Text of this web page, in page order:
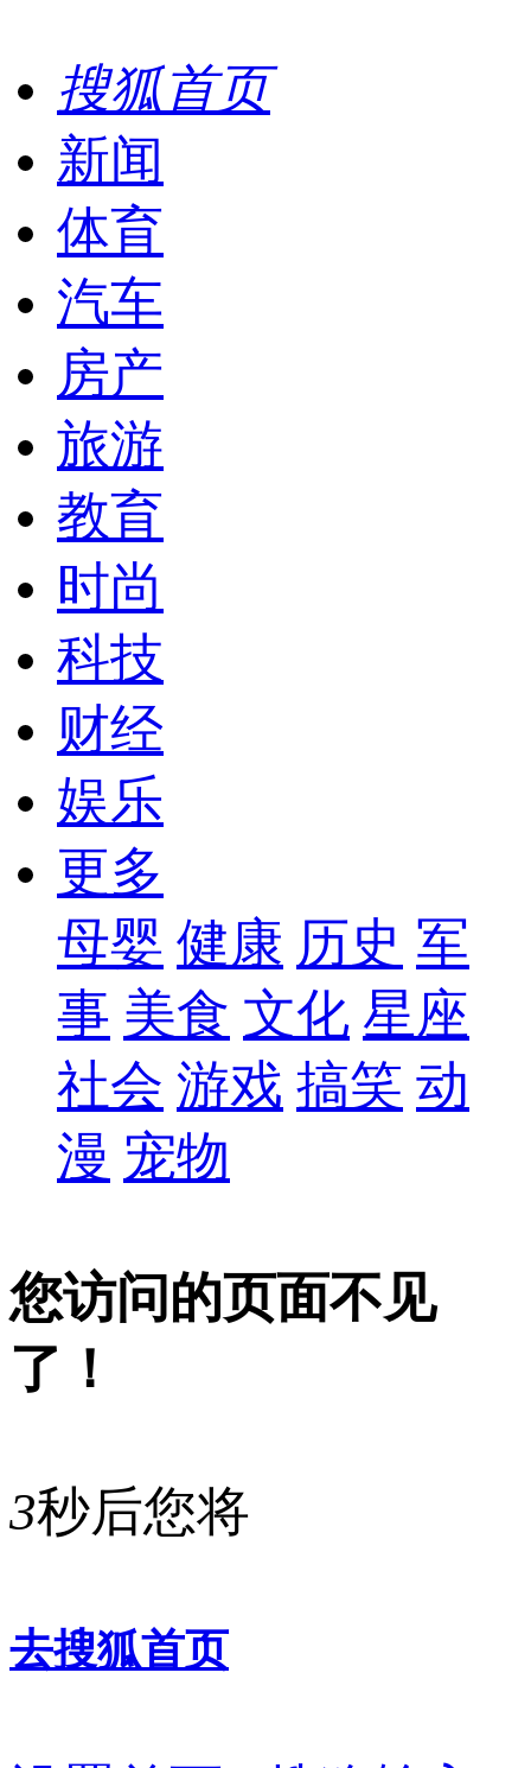
搜狐首页
新闻
体育
汽车
房产
旅游
教育
时尚
科技
财经
娱乐
更多
母婴 健康 历史 军
事 美食 文化 星座
社会 游戏 搞笑 动
漫 宠物
您访问的页面不见
了！
3秒后您将
去搜狐首页